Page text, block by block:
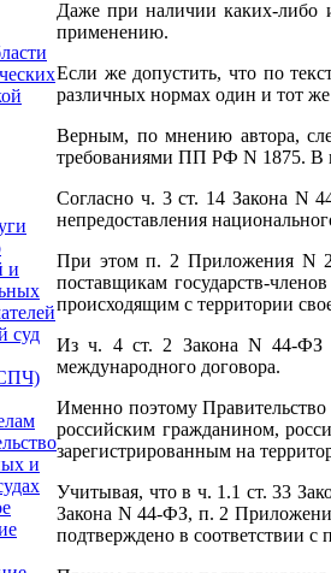
и
суд
и
Даже при наличии каких-либо
применению.
Если же допустить, что по
различных нормах один и тот
Верным, по мнению автора,
требованиями ПП РФ N 1875. В
Согласно ч. 3 ст. 14 Закона N
непредоставления
При этом п. 2 Приложения N 25
поставщикам государств-
происходящим с территории
Из ч. 4 ст. 2 Закона N 44-ФЗ
международного договора.
Именно поэтому
российским гражданином,
зарегистрированным на
Учитывая, что в ч. 1.1 ст. 33
Закона N 44-ФЗ, п. 2
подтверждено в соответствии